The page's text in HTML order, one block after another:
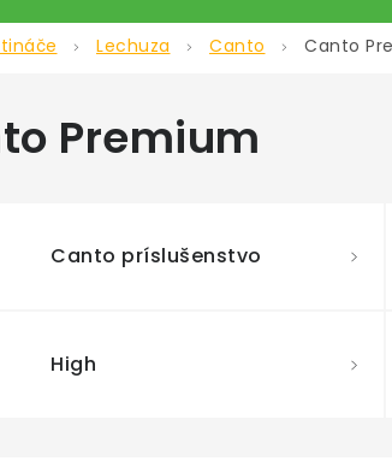
Lechuza Canto Canto
Premium
Canto príslušenstvo
High